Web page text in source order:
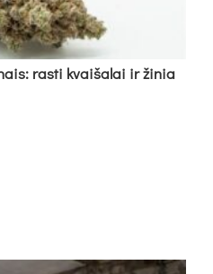
ras­ti kvai­ša­lai ir ži­nia